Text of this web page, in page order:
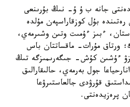
جانە ب ۇ ۇ- نىڭ بۇرىنعى
بۇل كوزقاراسپەن مۇلدە
ءبىز ءۇمىت وتىن وشىرمەي،
ورتاق مۇرات- ماقساتتان باس
ءۇشىن كۇش- جىگەرىمىزگە تىڭ
جول بەرمەي، حالىقارالىق
قۇرۋدى جالعاستىرۋعا
پرەزيدەنتى.